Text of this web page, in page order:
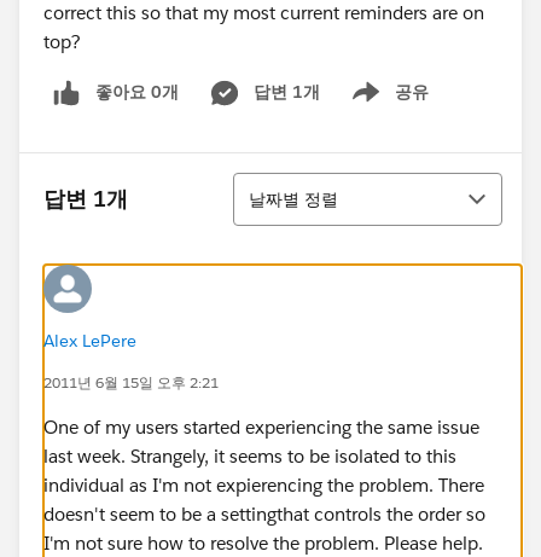
correct this so that my most current reminders are on
top?
좋아요 0개 답변 1개 공유
Show menu
답변 1개
정렬
날짜별 정렬
Alex LePere
2011년 6월 15일 오후 2:21
One of my users started experiencing the same issue
last week. Strangely, it seems to be isolated to this
individual as I'm not expierencing the problem. There
doesn't seem to be a settingthat controls the order so
I'm not sure how to resolve the problem. Please help.